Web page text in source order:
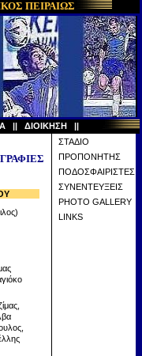
ΠΕΙΡΑΙΩΣ
|| ΔΙΟΙΚΗΣΗ ||
ΣΤΑΔΙΟ
ΠΡΟΠΟΝΗΤΗΣ
ΠΟΔΟΣΦΑΙΡΙΣΤΕΣ
ΣΥΝΕΝΤΕΥΞΕΙΣ
PHOTO GALLERY
LINKS